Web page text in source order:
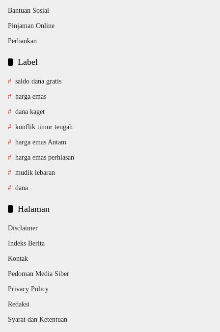
Bantuan Sosial
Pinjaman Online
Perbankan
Label
saldo dana gratis
harga emas
dana kaget
konflik timur tengah
harga emas Antam
harga emas perhiasan
mudik lebaran
dana
Halaman
Disclaimer
Indeks Berita
Kontak
Pedoman Media Siber
Privacy Policy
Redaksi
Syarat dan Ketentuan